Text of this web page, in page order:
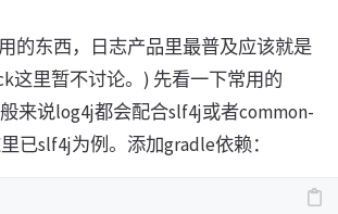
的东西，日志产品里最普及应该就是
这里暂不讨论。) 先看一下常用的
来说log4j都会配合slf4j或者common-
已slf4j为例。添加gradle依赖：